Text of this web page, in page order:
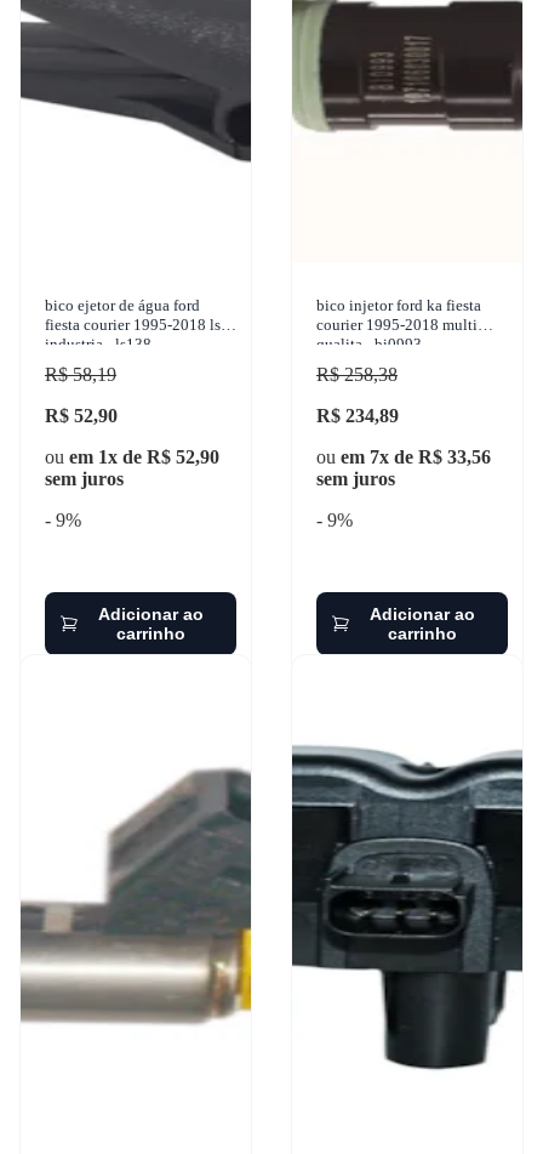
bico ejetor de água ford
fiesta courier 1995-2018 ls
industria - ls138
R$ 58,19
R$ 52,90
ou em 1x de R$ 52,90
sem juros
- 9%
Adicionar ao
carrinho
bico injetor ford ka fiesta
courier 1995-2018 multi
qualita - bi0993
R$ 258,38
R$ 234,89
ou em 7x de R$ 33,56
sem juros
- 9%
Adicionar ao
carrinho